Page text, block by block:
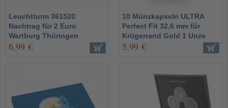
Leuchtturm 361520
Nachtrag für 2 Euro
Wartburg Thüringen
6,99 €
10 Münzkapseln ULTRA
Perfect Fit 32,6 mm für
Krügerrand Gold 1 Unze
5,99 €